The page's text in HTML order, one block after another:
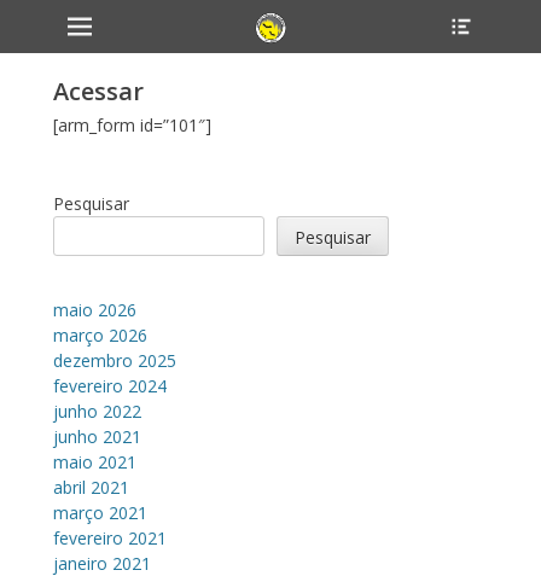
Skip
to
Primary Menu
Acessar
[arm_form id=”101″]
Pesquisar
Pesquisar
maio 2026
março 2026
dezembro 2025
fevereiro 2024
junho 2022
junho 2021
maio 2021
abril 2021
março 2021
fevereiro 2021
janeiro 2021